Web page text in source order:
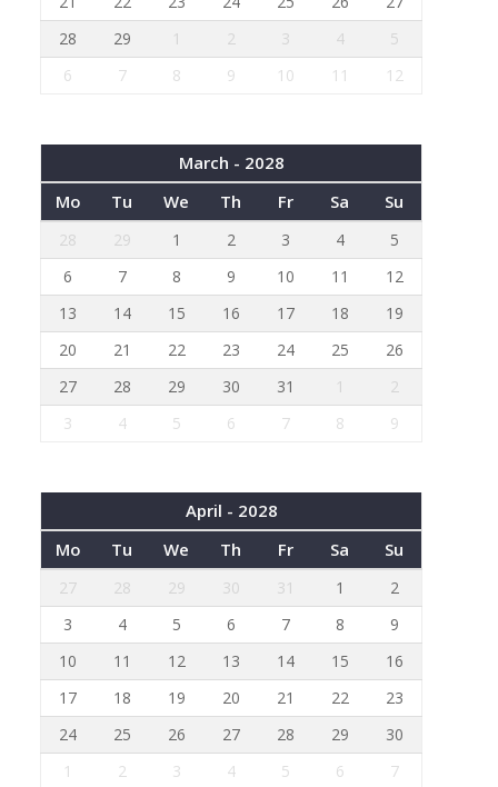
28
29 1 2 3 4
5
6
7 8 9 10 11 12
March - 2028
Mo
Tu We Th Fr Sa Su
28 29 1 2 3 4
5
6
7 8 9 10 11
12
13
14 15 16 17 18
19
20
21 22 23 24 25
26
27
28 29 30 31 1
2
3
4 5 6 7 8 9
April - 2028
Mo
Tu We Th Fr Sa Su
27 28 29 30 31 1
2
3
4 5 6 7 8
9
10
11 12 13 14 15
16
17
18 19 20 21 22
23
24
25 26 27 28 29
30
1
2 3 4 5 6 7